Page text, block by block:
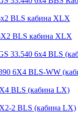
BLS кабина XLX
BLS кабина XLX
33.540 6x4 BLS
6X4 BLS-WW
BLS (кабина LX)
2 BLS (кабина LX)